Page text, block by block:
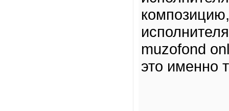
muzofond
это именно